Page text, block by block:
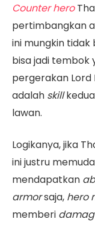
Counter hero
pertimbangkan
ini mungkin tidak
bisa jadi tembok
pergerakan Lord
adalah skill
lawan.
Logikanya, jika
ini justru
mendapatkan
armorsaja, hero
memberi